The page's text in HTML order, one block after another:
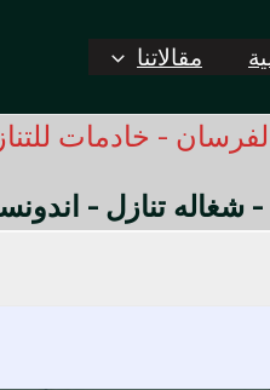
مقالاتنا
الفرسان - خادمات
- شغاله تنازل -